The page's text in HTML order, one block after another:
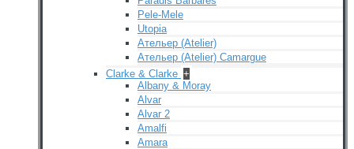
Pele-Mele
Utopia
Ательер (Atelier)
Ательер (Atelier) Camargue
Clarke & Clarke +
Albany & Moray
Alvar
Alvar 2
Amalfi
Amara